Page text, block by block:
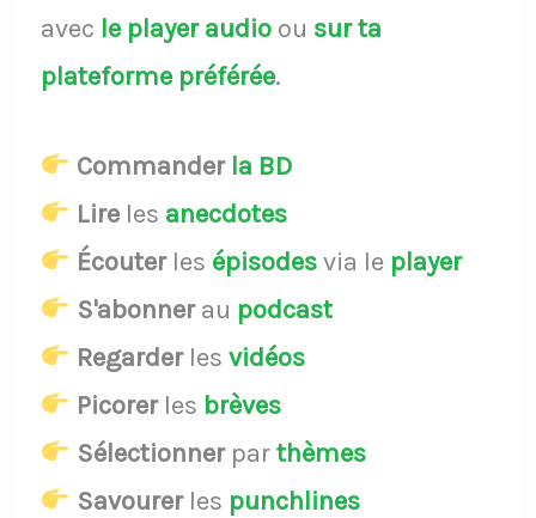
avec le player audio ou sur ta
plateforme préférée.
Commander la BD
Lireles anecdotes
Écouterles épisodesvia le player
S'abonnerau podcast
Regarderles vidéos
Picorerles brèves
Sélectionnerparthèmes
Savourerles punchlines